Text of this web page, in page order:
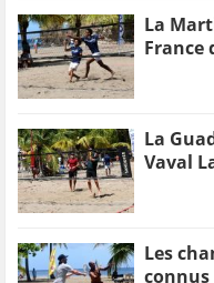
La
France
La
Vaval
Les
connus